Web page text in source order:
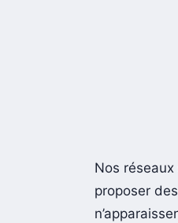
Nos
proposer